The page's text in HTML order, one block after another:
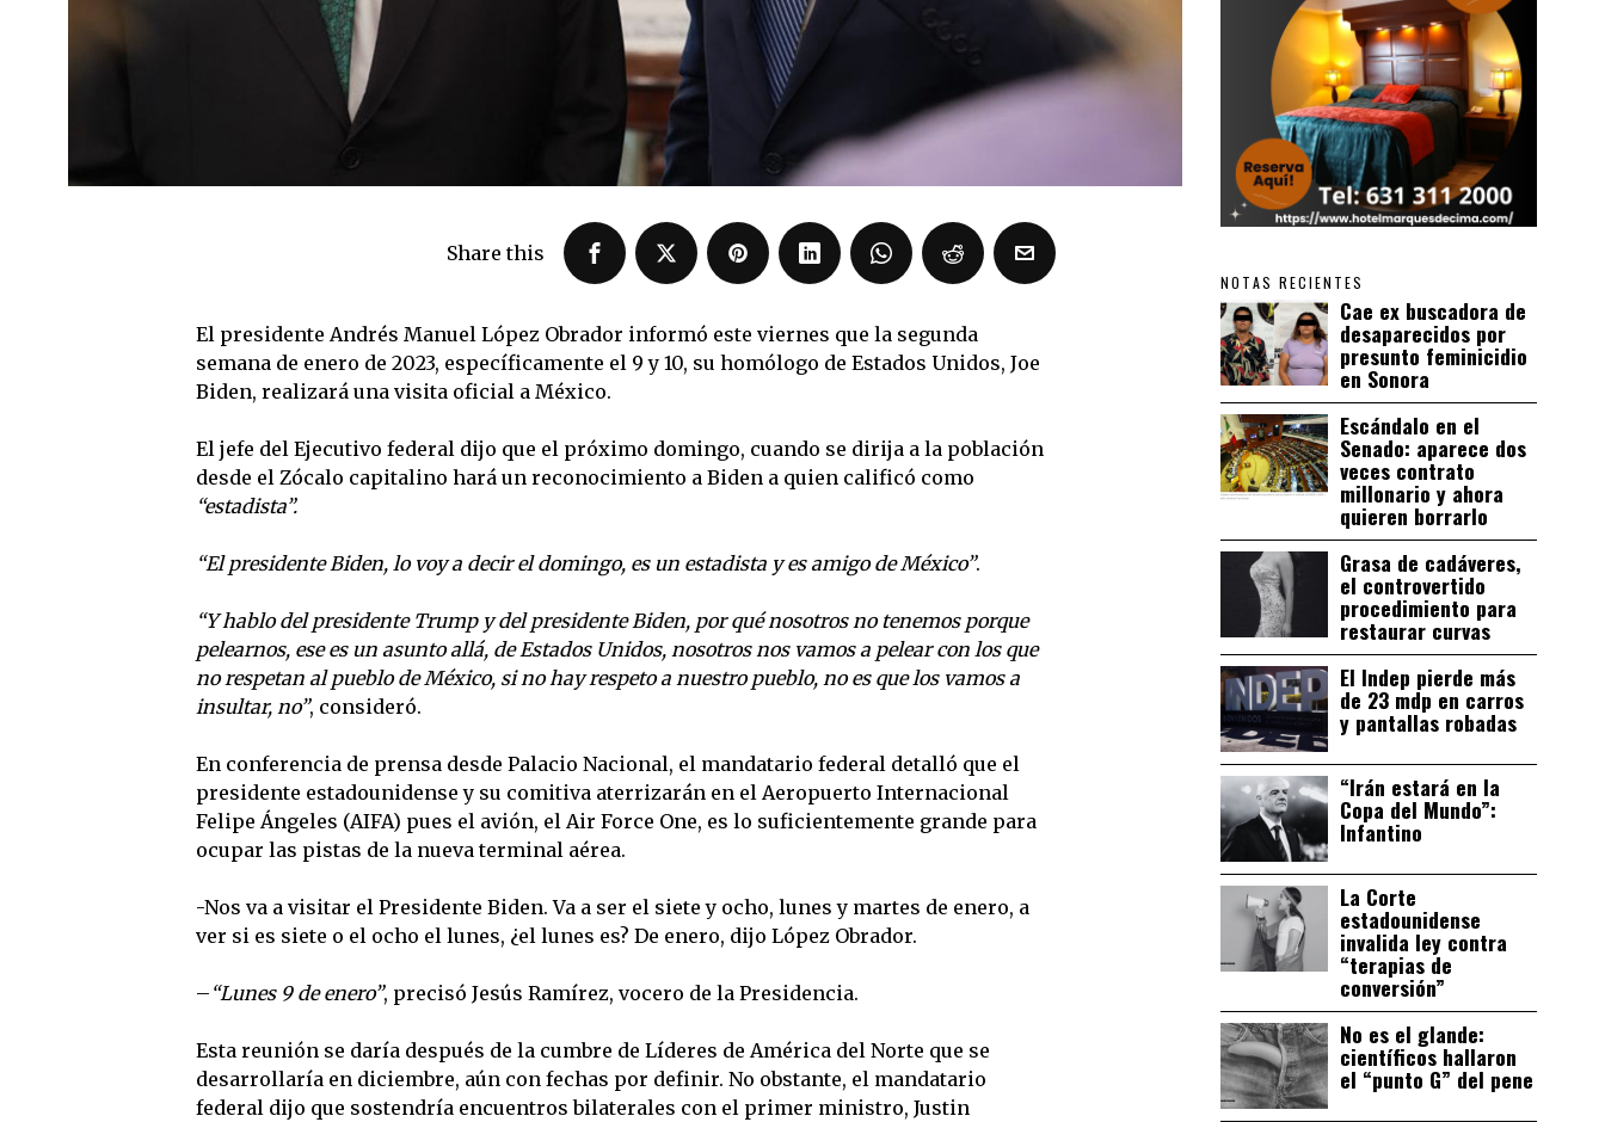
Share this
El presidente Andrés Manuel López Obrador informó este viernes que la segunda
semana de enero de 2023, específicamente el 9 y 10, su homólogo de Estados Unidos, Joe
Biden, realizará una visita oficial a México.
El jefe del Ejecutivo federal dijo que el próximo domingo, cuando se dirija a la población
desde el Zócalo capitalino hará un reconocimiento a Biden a quien calificó como
“estadista”.
“El presidente Biden, lo voy a decir el domingo, es un estadista y es amigo de México”.
“Y hablo del presidente Trump y del presidente Biden, por qué nosotros no tenemos porque
pelearnos, ese es un asunto allá, de Estados Unidos, nosotros nos vamos a pelear con los que
no respetan al pueblo de México, si no hay respeto a nuestro pueblo, no es que los vamos a
insultar, no”, consideró.
En conferencia de prensa desde Palacio Nacional, el mandatario federal detalló que el
presidente estadounidense y su comitiva aterrizarán en el Aeropuerto Internacional
Felipe Ángeles (AIFA) pues el avión, el Air Force One, es lo suficientemente grande para
ocupar las pistas de la nueva terminal aérea.
-Nos va a visitar el Presidente Biden. Va a ser el siete y ocho, lunes y martes de enero, a
ver si es siete o el ocho el lunes, ¿el lunes es? De enero, dijo López Obrador.
– “Lunes 9 de enero”, precisó Jesús Ramírez, vocero de la Presidencia.
Esta reunión se daría después de la cumbre de Líderes de América del Norte que se
desarrollaría en diciembre, aún con fechas por definir. No obstante, el mandatario
federal dijo que sostendría encuentros bilaterales con el primer ministro, Justin
NOTAS RECIENTES
Cae ex buscadora de
desaparecidos por
presunto feminicidio
en Sonora
Escándalo en el
Senado: aparece dos
veces contrato
millonario y ahora
quieren borrarlo
Grasa de cadáveres,
el controvertido
procedimiento para
restaurar curvas
El Indep pierde más
de 23 mdp en carros
y pantallas robadas
“Irán estará en la
Copa del Mundo”:
Infantino
La Corte
estadounidense
invalida ley contra
“terapias de
conversión”
No es el glande:
científicos hallaron
el “punto G” del pene